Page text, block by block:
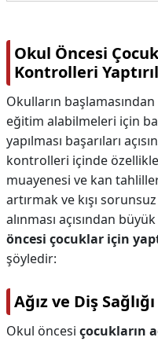
Okul Öncesi
Kontrolleri
Okulların
eğitim alabilmeleri için
yapılması başarıları
kontrolleri içinde
muayenesi ve kan
artırmak ve kışı
alınması açısından
öncesi çocuklar için
şöyledir:
Ağız ve Diş
Okul öncesi çocukların